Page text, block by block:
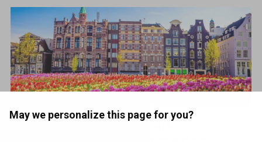
May we personalize this page for you?
Amsterdamas ceļvedis: